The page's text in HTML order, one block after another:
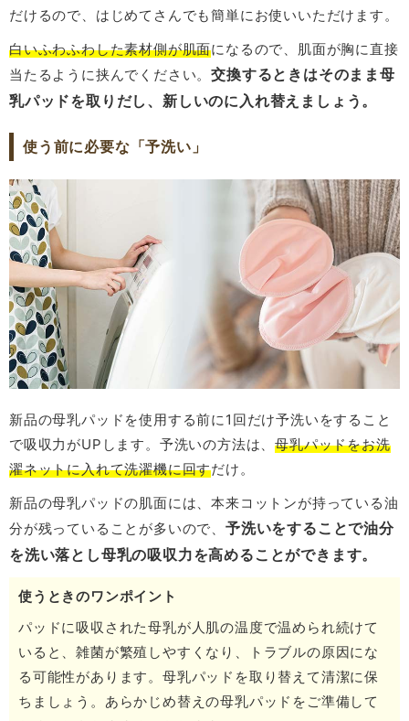
だけるので、はじめてさんでも簡単にお使いいただけます。
白いふわふわした素材側が肌面になるので、肌面が胸に直接
当たるように挟んでください。交換するときはそのまま母
乳パッドを取りだし、新しいのに入れ替えましょう。
使う前に必要な「予洗い」
新品の母乳パッドを使用する前に1回だけ予洗いをすること
で吸収力がUPします。予洗いの方法は、母乳パッドをお洗
濯ネットに入れて洗濯機に回すだけ。
新品の母乳パッドの肌面には、本来コットンが持っている油
分が残っていることが多いので、 予洗いをすることで油分
を洗い落とし母乳の吸収力を高めることができます。
使うときのワンポイント
パッドに吸収された母乳が人肌の温度で温められ続けて
いると、雑菌が繁殖しやすくなり、トラブルの原因にな
る可能性があります。母乳パッドを取り替えて清潔に保
ちましょう。あらかじめ替えの母乳パッドをご準備して